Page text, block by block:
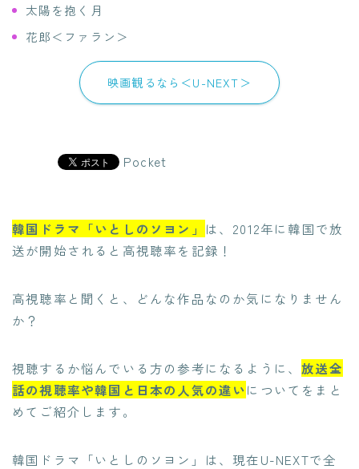
太陽を抱く月
花郎＜ファラン＞
映画観るなら＜U-NEXT＞
Pocket
韓国ドラマ「いとしのソヨン」 は、2012年に韓国で放
送が開始されると高視聴率を記録！
高視聴率と聞くと、どんな作品なのか気になりません
か？
視聴するか悩んでいる方の参考になるように、放送全
話の視聴率や韓国と日本の人気の違いについてをまと
めてご紹介します。
韓国ドラマ「いとしのソヨン」は、現在U-NEXTで全